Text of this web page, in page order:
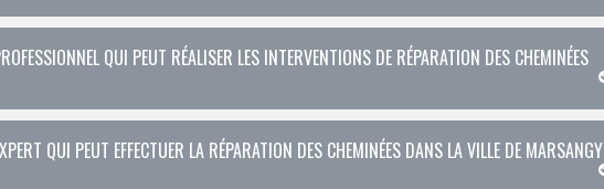
QUI PEUT RÉALISER LES INTERVENTIONS DE RÉPARATION DES CHEMINÉES
QUI PEUT EFFECTUER LA RÉPARATION DES CHEMINÉES DANS LA VILLE DE MARSANGY